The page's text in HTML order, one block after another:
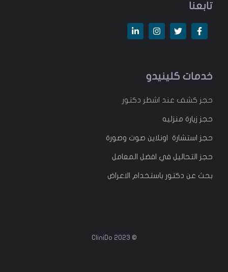
تابعنا
خدمات كلينيدو
حجز كشف عند اشطر دكتور
حجز زيارة منزليه
حجز استشارة اونلاين صوت وصورة
حجز التحاليل في افضل المعامل
بحث عن دكتور باستخدام الاعراض
© 2023 CliniDo